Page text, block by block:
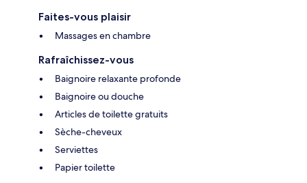
Faites-vous plaisir
Massages en chambre
Rafraîchissez-vous
Baignoire relaxante profonde
Baignoire ou douche
Articles de toilette gratuits
Sèche-cheveux
Serviettes
Papier toilette